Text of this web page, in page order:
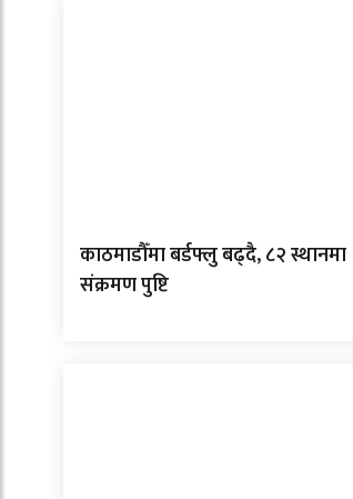
काठमाडौँमा बर्डफ्लु बढ्दै, ८२ स्थानमा
संक्रमण पुष्टि